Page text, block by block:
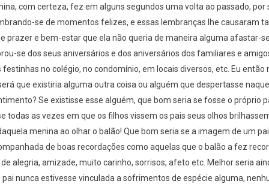
com certeza, fez em alguns segundos uma volta ao passado, por
se de momentos felizes, e essas lembranças lhe causaram
prazer e bem-estar que ela não queria de maneira alguma afastar-
se dos seus aniversários e dos aniversários dos familiares e
no colégio, no condomínio, em locais diversos, etc. Eu então
que existiria alguma outra coisa ou alguém que despertasse
Se existisse esse alguém, que bom seria se fosse o próprio
todas as vezes em que os filhos vissem os pais seus olhos
menina ao olhar o balão! Que bom seria se a imagem de um
de boas recordações como aquelas que o balão a fez
alegria, amizade, muito carinho, sorrisos, afeto etc. Melhor seria
nunca estivesse vinculada a sofrimentos de espécie alguma,